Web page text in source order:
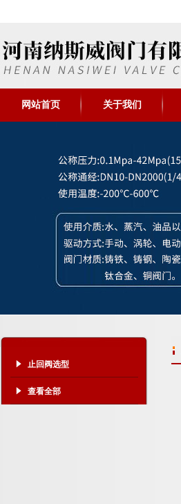
网站首页 关于我们
止回阀选型
查看全部